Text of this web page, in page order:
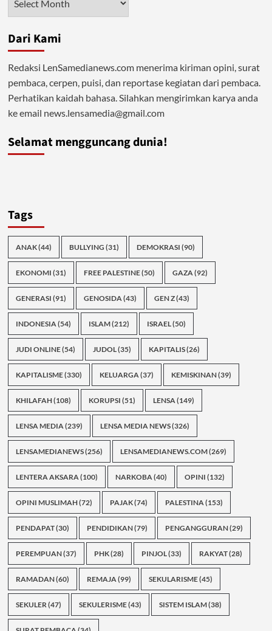
Dari Kami
Redaksi LenSamedianews.com menerima kiriman opini, surat
pembaca, cerpen, puisi, dan reportase kegiatan dari pembaca.
Perhatikan kaidah bahasa. Silahkan mengirimkan karya anda
ke email news.lensamedia@gmail.com
Selamat mengguncang dunia!
Tags
ANAK(44) BULLYING (31) DEMOKRASI (90)
EKONOMI (31) FREE PALESTINE(50) GAZA(92)
GENERASI (91) GENOSIDA(43) GEN Z(43)
INDONESIA(54) ISLAM(212) ISRAEL(50)
JUDI ONLINE(54) JUDOL(35) KAPITALIS(26)
KAPITALISME(330) KELUARGA(37) KEMISKINAN(39)
KHILAFAH(108) KORUPSI (51) LENSA(149)
LENSA MEDIA(239) LENSA MEDIA NEWS(326)
LENSAMEDIANEWS(256) LENSAMEDIANEWS.COM(269)
LENTERA AKSARA(100) NARKOBA(40) OPINI (132)
OPINI MUSLIMAH(72) PAJAK(74) PALESTINA(153)
PENDAPAT(30) PENDIDIKAN(79) PENGANGGURAN(29)
PEREMPUAN(37) PHK(28) PINJOL(33) RAKYAT(28)
RAMADAN(60) REMAJA(99) SEKULARISME(45)
SEKULER(47) SEKULERISME(43) SISTEM ISLAM(38)